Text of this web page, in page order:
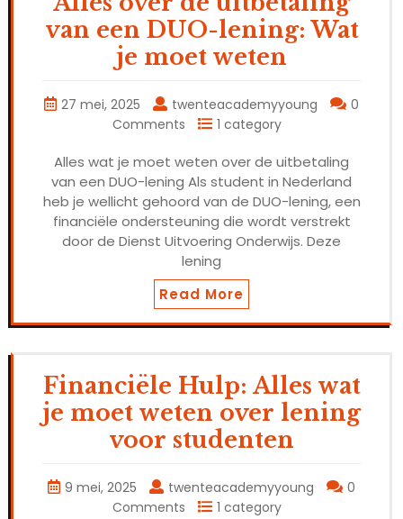
van een DUO-lening: Wat
je moet weten
27 mei, 2025 twenteacademyyoung
0
Comments
1 category
Alles wat je moet weten over de uitbetaling
van een DUO-lening Als student in Nederland
heb je wellicht gehoord van de DUO-lening, een
financiële ondersteuning die wordt verstrekt
door de Dienst Uitvoering Onderwijs. Deze
lening
Read More
Financiële Hulp: Alles wat
je moet weten over lening
voor studenten
9 mei, 2025 twenteacademyyoung
0
Comments
1 category